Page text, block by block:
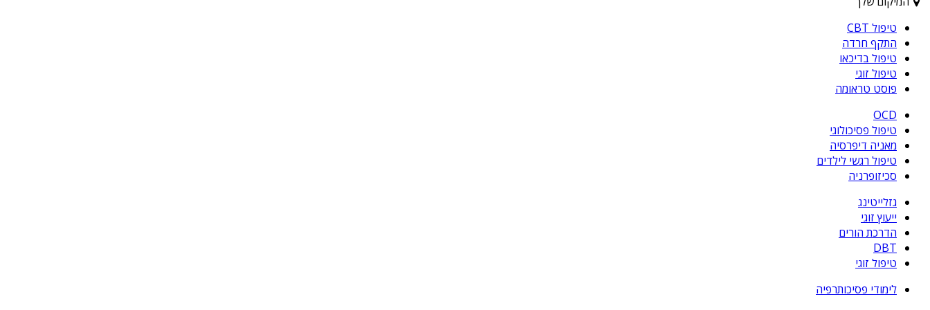
טיפול CBT
התקף חרדה
טיפול בדיכאו
טיפול זוגי
פוסט טראומה
OCD
טיפול פסיכולוגי
מאניה דיפרסיה
טיפול רגשי לילדים
סכיזופרניה
גזלייטינג
ייעוץ זוגי
הדרכת הורים
DBT
טיפול זוגי
לימודי פסיכותרפיה